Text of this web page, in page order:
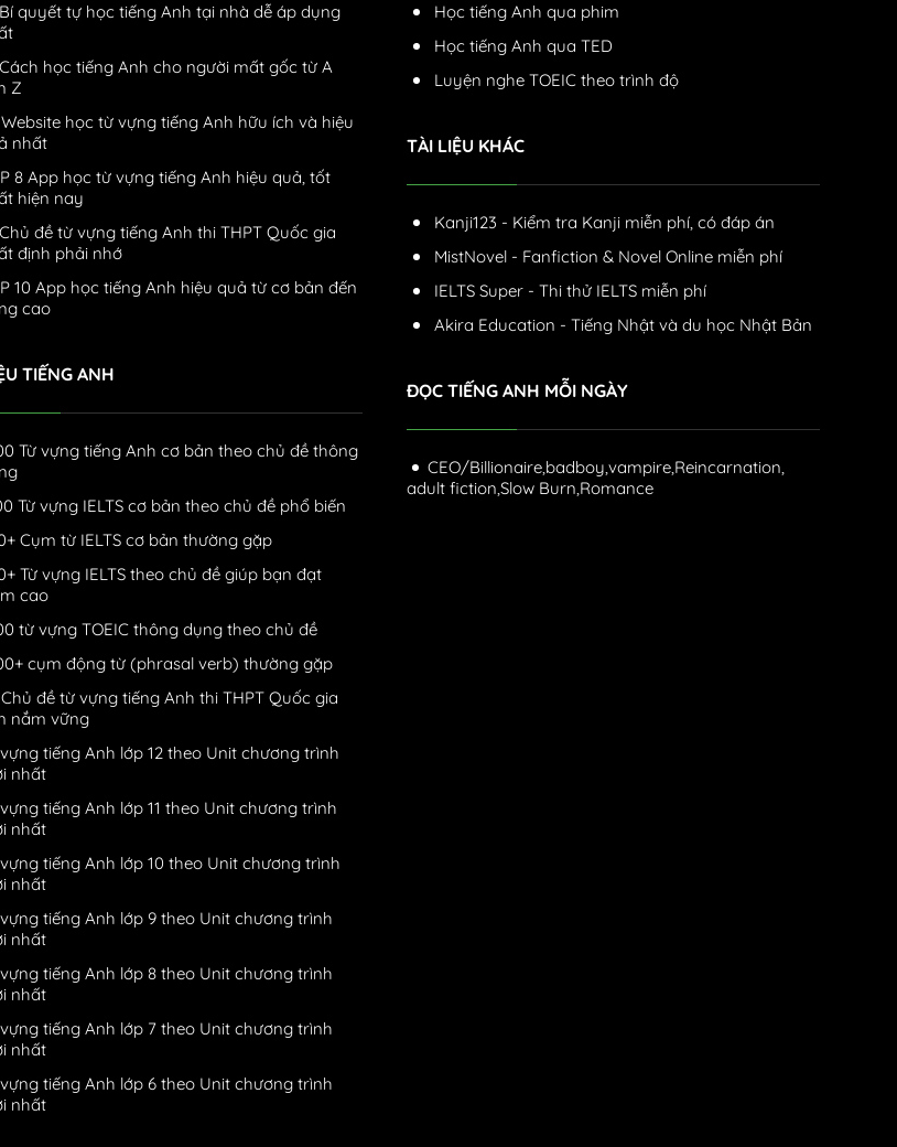
quyết tự học tiếng Anh tại nhà dễ áp dụng
học tiếng Anh cho người mất gốc từ A
Z
học từ vựng tiếng Anh hữu ích và hiệu
nhất
8 App học từ vựng tiếng Anh hiệu quả, tốt
hiện nay
đề từ vựng tiếng Anh thi THPT Quốc gia
định phải nhớ
10 App học tiếng Anh hiệu quả từ cơ bản đến
cao
TIẾNG ANH
Từ vựng tiếng Anh cơ bản theo chủ đề thông
Từ vựng IELTS cơ bản theo chủ đề phổ biến
Cụm từ IELTS cơ bản thường gặp
Từ vựng IELTS theo chủ đề giúp bạn đạt
cao
từ vựng TOEIC thông dụng theo chủ đề
cụm động từ (phrasal verb) thường gặp
đề từ vựng tiếng Anh thi THPT Quốc gia
nắm vững
tiếng Anh lớp 12 theo Unit chương trình
nhất
tiếng Anh lớp 11 theo Unit chương trình
nhất
tiếng Anh lớp 10 theo Unit chương trình
nhất
tiếng Anh lớp 9 theo Unit chương trình
nhất
tiếng Anh lớp 8 theo Unit chương trình
nhất
tiếng Anh lớp 7 theo Unit chương trình
nhất
tiếng Anh lớp 6 theo Unit chương trình
nhất
Học tiếng Anh qua phim
Học tiếng Anh qua TED
Luyện nghe TOEIC theo trình độ
TÀI LIỆU KHÁC
Kanji123 - Kiểm tra Kanji miễn phí, có đáp án
MistNovel - Fanfiction & Novel Online miễn phí
IELTS Super - Thi thử IELTS miễn phí
Akira Education - Tiếng Nhật và du học Nhật Bản
ĐỌC TIẾNG ANH MỖI NGÀY
CEO/Billionaire,badboy,vampire,Reincarnation,
adult fiction,Slow Burn,Romance